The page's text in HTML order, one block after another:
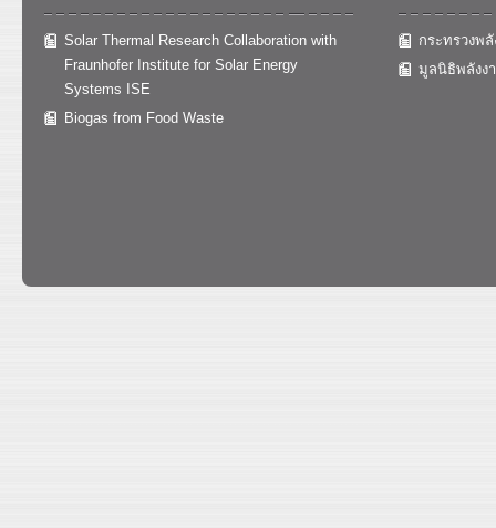
Solar Thermal Research Collaboration with
Fraunhofer Institute for Solar Energy
Systems ISE
Biogas from Food Waste
กระทรวงพลั
มูลนิธิพลังง